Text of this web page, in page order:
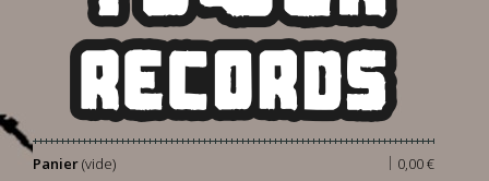
Panier 0,00 €
|
(vide)